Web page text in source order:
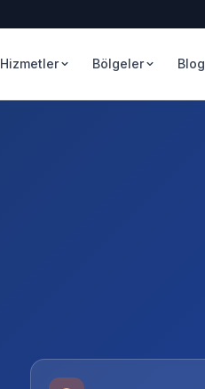
Hizmetler Bölgeler Blog